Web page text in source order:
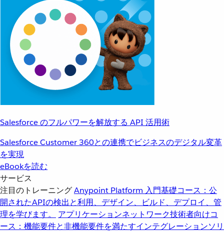
Salesforce のフルパワーを解放する API 活用術
Salesforce Customer 360との連携でビジネスのデジタル変革
を実現
eBookを読む
サービス
注目のトレーニングAnypoint Platform 入門基礎コース：公
開されたAPIの検出と利用、デザイン、ビルド、デプロイ、管
理を学びます。
アプリケーションネットワーク技術者向けコ
ース：機能要件と非機能要件を満たすインテグレーションソリ